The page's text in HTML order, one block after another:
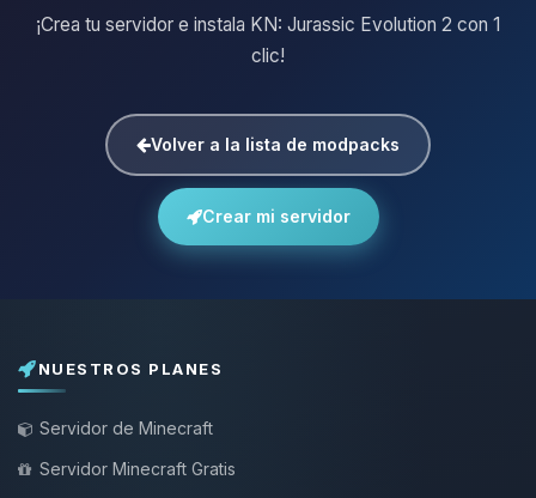
¡Crea tu servidor e instala KN: Jurassic Evolution 2 con 1
clic!
Volver a la lista de modpacks
Crear mi servidor
NUESTROS PLANES
Servidor de Minecraft
Servidor Minecraft Gratis